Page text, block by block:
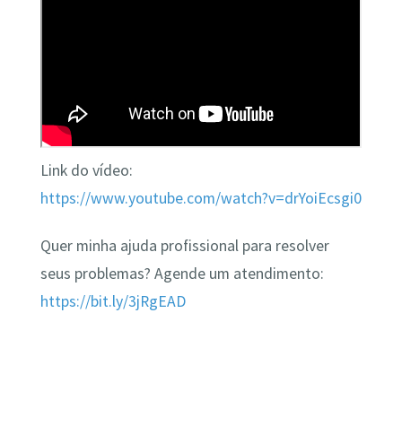
Link do vídeo:
https://www.youtube.com/watch?v=drYoiEcsgi0
Quer minha ajuda profissional para resolver
seus problemas? Agende um atendimento:
https://bit.ly/3jRgEAD